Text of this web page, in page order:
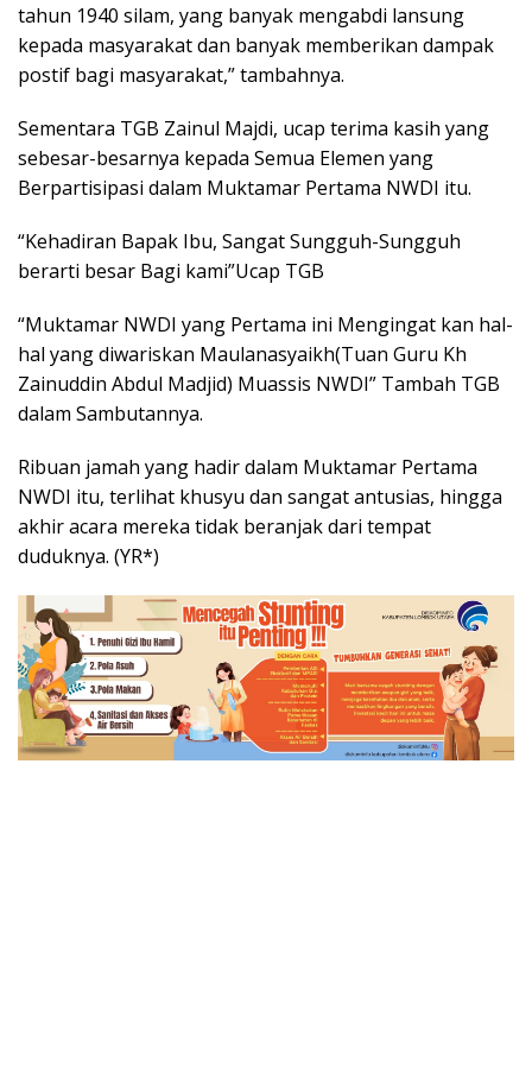
tahun 1940 silam, yang banyak mengabdi lansung
kepada masyarakat dan banyak memberikan dampak
postif bagi masyarakat,” tambahnya.
Sementara TGB Zainul Majdi, ucap terima kasih yang
sebesar-besarnya kepada Semua Elemen yang
Berpartisipasi dalam Muktamar Pertama NWDI itu.
“Kehadiran Bapak Ibu, Sangat Sungguh-Sungguh
berarti besar Bagi kami”Ucap TGB
“Muktamar NWDI yang Pertama ini Mengingat kan hal-
hal yang diwariskan Maulanasyaikh(Tuan Guru Kh
Zainuddin Abdul Madjid) Muassis NWDI” Tambah TGB
dalam Sambutannya.
Ribuan jamah yang hadir dalam Muktamar Pertama
NWDI itu, terlihat khusyu dan sangat antusias, hingga
akhir acara mereka tidak beranjak dari tempat
duduknya. (YR*)